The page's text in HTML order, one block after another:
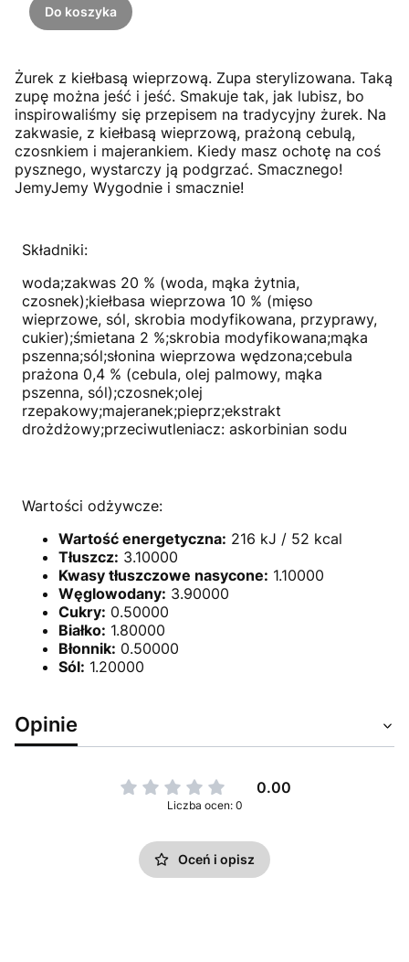
Do koszyka
Żurek z kiełbasą wieprzową. Zupa sterylizowana. Taką
zupę można jeść i jeść. Smakuje tak, jak lubisz, bo
inspirowaliśmy się przepisem na tradycyjny żurek. Na
zakwasie, z kiełbasą wieprzową, prażoną cebulą,
czosnkiem i majerankiem. Kiedy masz ochotę na coś
pysznego, wystarczy ją podgrzać. Smacznego!
JemyJemy Wygodnie i smacznie!
Składniki:
woda;zakwas 20 % (woda, mąka żytnia,
czosnek);kiełbasa wieprzowa 10 % (mięso
wieprzowe, sól, skrobia modyfikowana, przyprawy,
cukier);śmietana 2 %;skrobia modyfikowana;mąka
pszenna;sól;słonina wieprzowa wędzona;cebula
prażona 0,4 % (cebula, olej palmowy, mąka
pszenna, sól);czosnek;olej
rzepakowy;majeranek;pieprz;ekstrakt
drożdżowy;przeciwutleniacz: askorbinian sodu
Wartości odżywcze:
Wartość energetyczna: 216 kJ / 52 kcal
Tłuszcz: 3.10000
Kwasy tłuszczowe nasycone: 1.10000
Węglowodany: 3.90000
Cukry: 0.50000
Białko: 1.80000
Błonnik: 0.50000
Sól: 1.20000
Opinie
0.00
Liczba ocen: 0
Oceń i opisz